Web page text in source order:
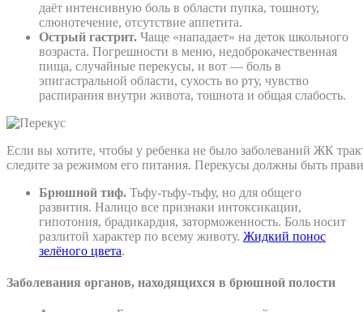
даёт интенсивную боль в области пупка, тошноту,
слюнотечение, отсутствие аппетита.
Острый гастрит. Чаще «нападает» на деток школьного
возраста. Погрешности в меню, недоброкачественная
пища, случайные перекусы, и вот — боль в
эпигастральной области, сухость во рту, чувство
распирания внутри живота, тошнота и общая слабость.
Если вы хотите, чтобы у ребенка не было заболеваний ЖК
следите за режимом его питания. Перекусы должны быть
Брюшной тиф. Тьфу-тьфу-тьфу, но для общего
развития. Налицо все признаки интоксикации,
гипотония, брадикардия, заторможенность. Боль носит
разлитой характер по всему животу. Жидкий понос
зелёного цвета.
Заболевания органов, находящихся в брюшной полости